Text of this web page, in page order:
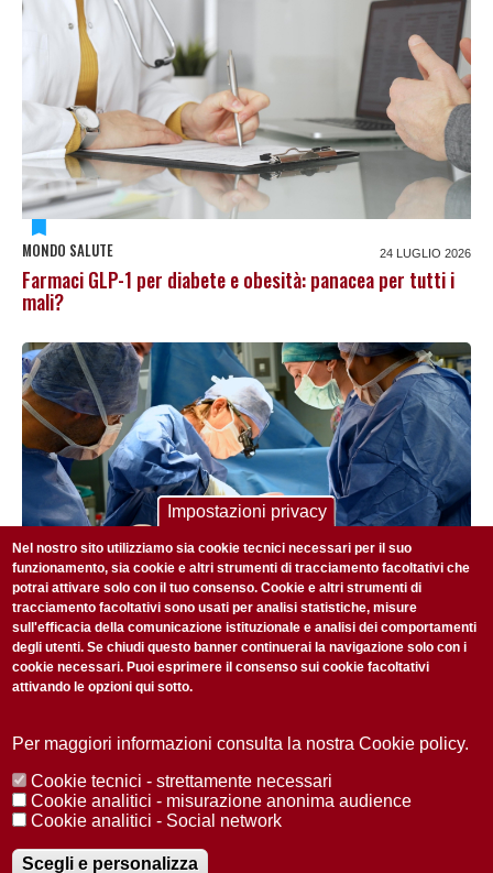
MONDO SALUTE 24 LUGLIO 2026
Farmaci GLP-1 per diabete e obesità: panacea per tutti i
mali?
MONDO SALUTE 2 LUGLIO 2026
Il trapianto di rene, sessant’anni dopo
ISCRIVITI ALLA NOSTRA NEWSLETTER
Ogni settimana selezioniamo per te nostre storie più rilevanti:
non perderti gli aggiornamenti della nostra newsletter
Impostazioni privacy
Nel nostro sito utilizziamo sia cookie tecnici necessari per il suo
funzionamento, sia cookie e altri strumenti di tracciamento facoltativi che
potrai attivare solo con il tuo consenso. Cookie e altri strumenti di
tracciamento facoltativi sono usati per analisi statistiche, misure
sull'efficacia della comunicazione istituzionale e analisi dei comportamenti
degli utenti. Se chiudi questo banner continuerai la navigazione solo con i
cookie necessari. Puoi esprimere il consenso sui cookie facoltativi
attivando le opzioni qui sotto.
Per maggiori informazioni consulta la nostra Cookie policy.
Cookie tecnici - strettamente necessari
Cookie analitici - misurazione anonima audience
Cookie analitici - Social network
Scegli e personalizza